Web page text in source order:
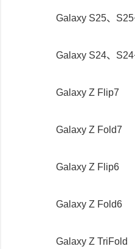
Galaxy S25、
Galaxy S24、
Galaxy Z Flip7
Galaxy Z Fold7
Galaxy Z Flip6
Galaxy Z Fold6
Galaxy Z TriFold